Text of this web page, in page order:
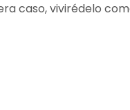
caso, vivirédelo